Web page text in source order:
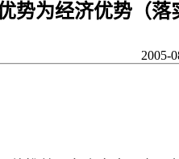
势为经济优势（落
2005-